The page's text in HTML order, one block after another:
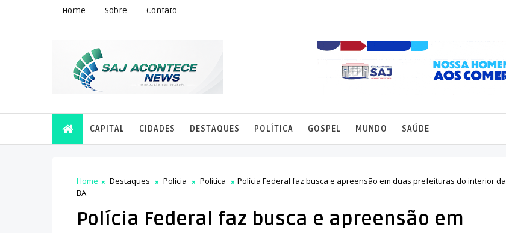
Home Sobre Contato
CAPITAL CIDADES DESTAQUES POLÍTICA GOSPEL MUNDO SAÚDE
Home Destaques Polícia Politica
Polícia Federal faz busca e apreensão em duas prefeituras do interior da
BA
Polícia Federal faz busca e apreensão em